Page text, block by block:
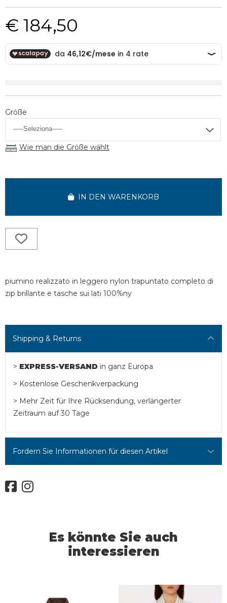
€ 184,50
Größe
Wie man die Größe wählt
IN DEN WARENKORB
piumino realizzato in leggero nylon trapuntato completo di
zip brillante e tasche sui lati 100%ny
Shipping & Returns
> EXPRESS-VERSAND in ganz Europa
> Kostenlose Geschenkverpackung
> Mehr Zeit für Ihre Rücksendung, verlängerter
Zeitraum auf 30 Tage
Fordern Sie Informationen für diesen Artikel
Es könnte Sie auch
interessieren